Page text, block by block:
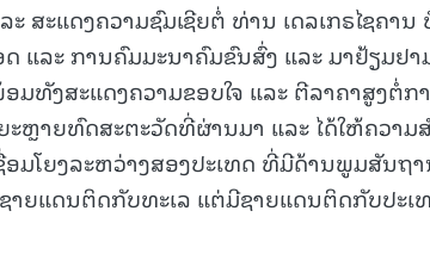
ສະແດງຄວາມຊົມເຊີຍຕໍ່ ທ່ານ ເດລເກຣໄຊຄານ
ແລະ ການຄົມມະນາຄົມຂົນສົ່ງ ແລະ ມາຢ້ຽມຢາ
ມທັງສະແດງຄວາມຂອບໃຈ ແລະ ຕີລາຄາສູງຕໍ່ກ
ຫຼາຍທົດສະຕະວັດທີ່ຜ່ານມາ ແລະ ໄດ້ໃຫ້ຄວາມ
ມໂຍງລະຫວ່າງສອງປະເທດ ທີ່ມີດ້ານພູມສັນຖ
ຍແດນຕິດກັບທະເລ ແຕ່ມີຊາຍແດນຕິດກັບປະເ